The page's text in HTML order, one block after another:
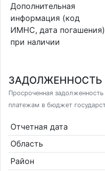
Дополнительная
информация (код
ИМНС, дата
при наличии
ЗАДОЛЖЕННОСТЬ
Просроченная
платежам в бюджет
Отчетная дата
Область
Район